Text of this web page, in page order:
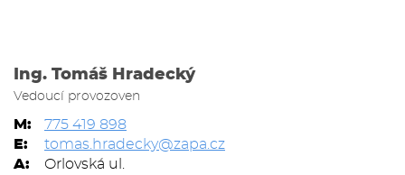
Ing. Tomáš Hradecký
Vedoucí provozoven
M:
775 419 898
E:
tomas.hradecky@zapa.cz
A:
Orlovská ul.